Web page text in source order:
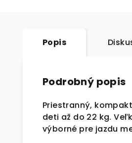
Popis
Podrobný popis
Priestranný,
deti až do 22 kg.
výborné pre jazdu